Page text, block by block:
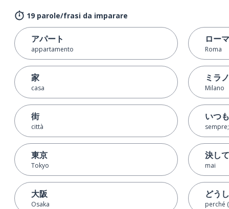
19 parole/frasi da imparare
アパート
appartamento
家
casa
街
città
東京
Tokyo
大阪
Osaka
ローマ
Roma
ミラノ
Milano
いつも
決し
mai
どう
perché